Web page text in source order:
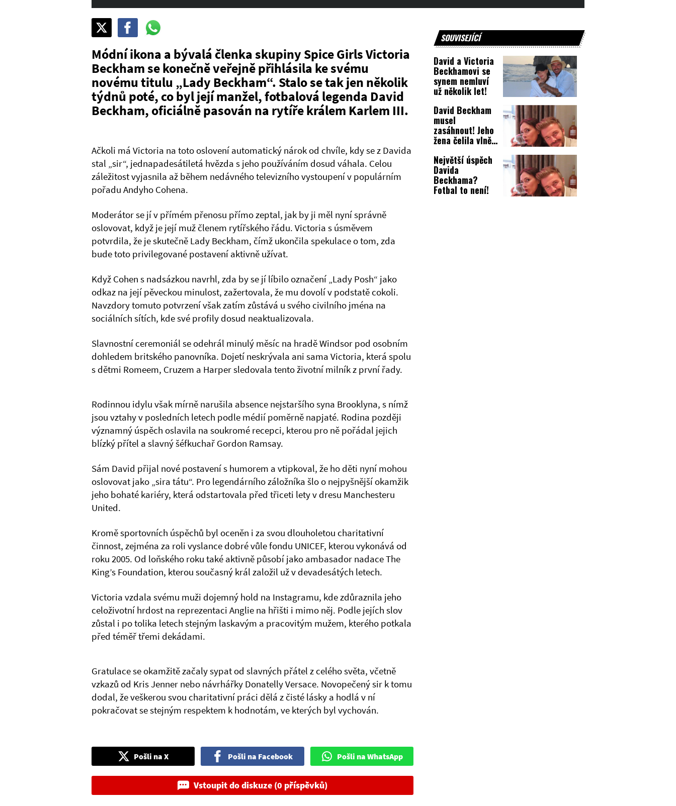
Pošli
na
X
Pošli
na
Facebook WhatsAppu
Módní ikona a bývalá členka skupiny Spice Girls Victoria
Beckham se konečně veřejně přihlásila ke svému
novému titulu „Lady Beckham“. Stalo se tak jen několik
týdnů poté, co byl její manžel, fotbalová legenda David
Beckham, oficiálně pasován na rytíře králem Karlem III.
Ačkoli má Victoria na toto oslovení automatický nárok od chvíle, kdy se z Davida
stal „sir“, jednapadesátiletá hvězda s jeho používáním dosud váhala. Celou
záležitost vyjasnila až během nedávného televizního vystoupení v populárním
pořadu Andyho Cohena.
Moderátor se jí v přímém přenosu přímo zeptal, jak by ji měl nyní správně
oslovovat, když je její muž členem rytířského řádu. Victoria s úsměvem
potvrdila, že je skutečně Lady Beckham, čímž ukončila spekulace o tom, zda
bude toto privilegované postavení aktivně užívat.
Když Cohen s nadsázkou navrhl, zda by se jí líbilo označení „Lady Posh“ jako
odkaz na její pěveckou minulost, zažertovala, že mu dovolí v podstatě cokoli.
Navzdory tomuto potvrzení však zatím zůstává u svého civilního jména na
sociálních sítích, kde své profily dosud neaktualizovala.
Slavnostní ceremoniál se odehrál minulý měsíc na hradě Windsor pod osobním
dohledem britského panovníka. Dojetí neskrývala ani sama Victoria, která spolu
s dětmi Romeem, Cruzem a Harper sledovala tento životní milník z první řady.
Rodinnou idylu však mírně narušila absence nejstaršího syna Brooklyna, s nímž
jsou vztahy v posledních letech podle médií poměrně napjaté. Rodina později
významný úspěch oslavila na soukromé recepci, kterou pro ně pořádal jejich
blízký přítel a slavný šéfkuchař Gordon Ramsay.
Sám David přijal nové postavení s humorem a vtipkoval, že ho děti nyní mohou
oslovovat jako „sira tátu“. Pro legendárního záložníka šlo o nejpyšnější okamžik
jeho bohaté kariéry, která odstartovala před třiceti lety v dresu Manchesteru
United.
Kromě sportovních úspěchů byl oceněn i za svou dlouholetou charitativní
činnost, zejména za roli vyslance dobré vůle fondu UNICEF, kterou vykonává od
roku 2005. Od loňského roku také aktivně působí jako ambasador nadace The
King’s Foundation, kterou současný král založil už v devadesátých letech.
Victoria vzdala svému muži dojemný hold na Instagramu, kde zdůraznila jeho
celoživotní hrdost na reprezentaci Anglie na hřišti i mimo něj. Podle jejích slov
zůstal i po tolika letech stejným laskavým a pracovitým mužem, kterého potkala
před téměř třemi dekádami.
Gratulace se okamžitě začaly sypat od slavných přátel z celého světa, včetně
vzkazů od Kris Jenner nebo návrhářky Donatelly Versace. Novopečený sir k tomu
dodal, že veškerou svou charitativní práci dělá z čisté lásky a hodlá v ní
pokračovat se stejným respektem k hodnotám, ve kterých byl vychován.
Pošli na X Pošli na Facebook Pošli na WhatsApp
Vstoupit do diskuze (0 příspěvků)
SOUVISEJÍCÍ
David a Victoria
Beckhamovi se
synem nemluví
už několik let!
David Beckham
musel
zasáhnout! Jeho
žena čelila vlně
Největší úspěch
Davida
Beckhama?
Fotbal to není!